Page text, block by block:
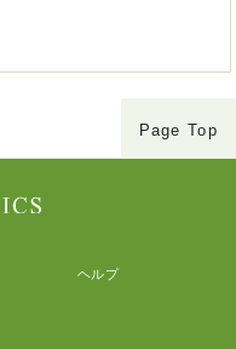
Page Top
ヘルプ